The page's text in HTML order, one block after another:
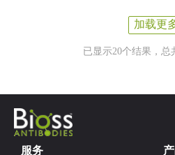
加载更
已显示20个结果，总
服务